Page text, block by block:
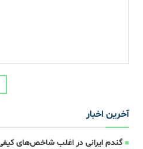
آخرین اخبار
گندم ایرانی در اغلب شاخص‌های